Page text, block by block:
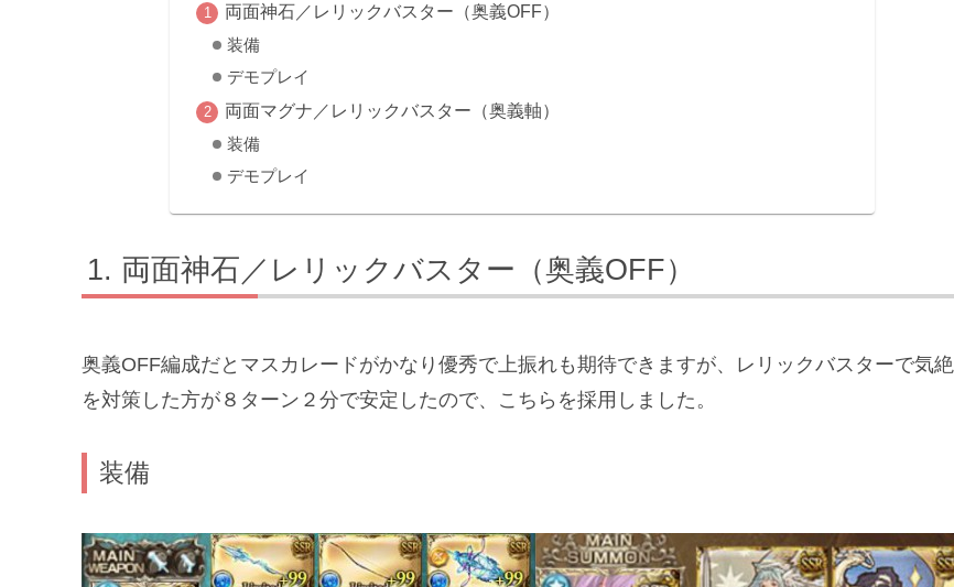
両面神石／レリックバスター（奥義OFF）
装備
デモプレイ
両面マグナ／レリックバスター（奥義軸）
装備
デモプレイ
両面神石／レリックバスター（奥義OFF）
奥義OFF編成だとマスカレードがかなり優秀で上振れも期待できますが、レリックバスターで気絶
を対策した方が８ターン２分で安定したので、こちらを採用しました。
装備